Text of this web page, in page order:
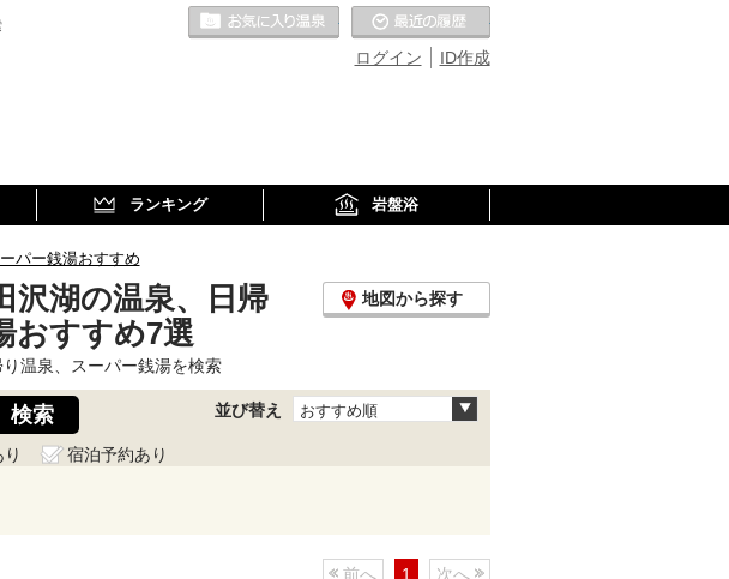
ID作成
ログイン
お気に入りの温泉
ランキング 岩盤浴
パー銭湯おすすめ
沢湖の温泉、日帰
おすすめ7選
地図から探す
温泉、スーパー銭湯を検索
並び替え おすすめ順
宿泊予約あり
前へ 1 次へ